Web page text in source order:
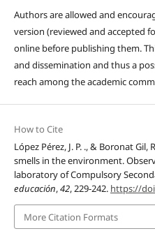
Authors are allowed and
version (reviewed and accepted
online before publishing them.
and dissemination and thus a
reach among the academic
How to Cite
López Pérez, J. P. ., & Boronat
smells in the environment.
laboratory of Compulsory
educación,42, 229-242. https://
More Citation Formats